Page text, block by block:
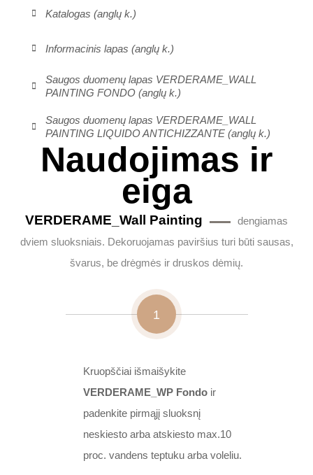
Katalogas (anglų k.)
Informacinis lapas (anglų k.)
Saugos duomenų lapas VERDERAME_WALL
PAINTING FONDO (anglų k.)
Saugos duomenų lapas VERDERAME_WALL
PAINTING LIQUIDO ANTICHIZZANTE (anglų k.)
Naudojimas ir
eiga
VERDERAME_Wall Painting
dengiamas
dviem sluoksniais. Dekoruojamas paviršius turi būti sausas,
švarus, be drėgmės ir druskos dėmių.
1
Kruopščiai išmaišykite
VERDERAME_WP Fondoir
padenkite pirmąjį sluoksnį
neskiesto arba atskiesto max.10
proc. vandens teptuku arba voleliu.